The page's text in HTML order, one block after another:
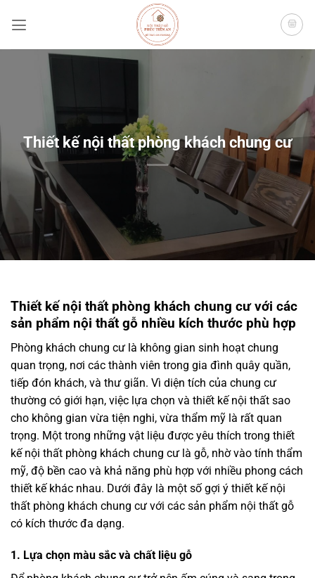
qua
Thiết kế nội thất phòng khách chung cư
Thiết kế nội thất phòng khách chung cư với các
sản phẩm nội thất gỗ nhiều kích thước phù hợp
Phòng khách chung cư là không gian sinh hoạt chung
quan trọng, nơi các thành viên trong gia đình quây quần,
tiếp đón khách, và thư giãn. Vì diện tích của chung cư
thường có giới hạn, việc lựa chọn và thiết kế nội thất sao
cho không gian vừa tiện nghi, vừa thẩm mỹ là rất quan
trọng. Một trong những vật liệu được yêu thích trong thiết
kế nội thất phòng khách chung cư là gỗ, nhờ vào tính thẩm
mỹ, độ bền cao và khả năng phù hợp với nhiều phong cách
thiết kế khác nhau. Dưới đây là một số gợi ý thiết kế nội
thất phòng khách chung cư với các sản phẩm nội thất gỗ
có kích thước đa dạng.
1. Lựa chọn màu sắc và chất liệu gỗ